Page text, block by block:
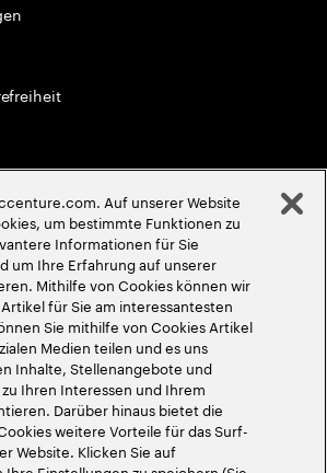
vorbehalten
Auf unserer Website
um bestimmte Funktionen zu
Informationen für Sie
um Ihre Erfahrung auf unserer
Mithilfe von Cookies können wir
für Sie am interessantesten
Sie mithilfe von Cookies Artikel
Medien teilen und es uns
Inhalte, Stellenangebote und
Ihren Interessen und Ihrem
Darüber hinaus bietet die
weitere Vorteile für das Surf-
Website. Klicken Sie auf